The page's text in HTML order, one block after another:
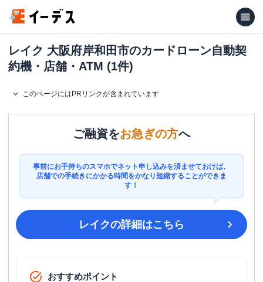
レイク 大阪府岸和田市のカードローン自動契
約機・店舗・ATM (1件)
このページにはPRリンクが含まれています
ご融資をお急ぎの方へ
事前にお手持ちのスマホでネット申し込みを済ませておけば、
店舗での手続きにかかる時間をかなり短縮することができま
す！
レイクの詳細はこちら
おすすめポイント